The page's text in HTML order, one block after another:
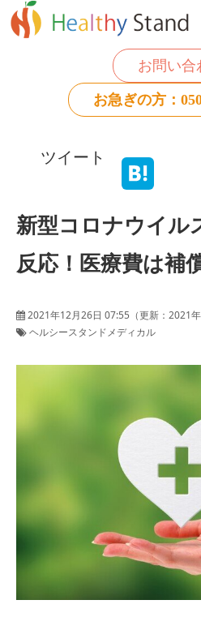
お問い合
お急ぎの方：
個人のお客
ツイート
新型コロナウイル
反応！医療費は補
2021年12月26日 07:55 （更新： 2021
ヘルシースタンドメディカル